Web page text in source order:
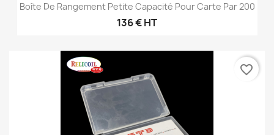
Boîte De Rangement Petite Capacité Pour Carte Par 200
136 € HT
favorite_border